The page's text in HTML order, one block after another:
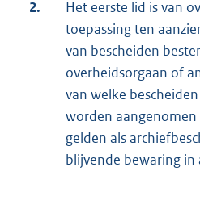
2.
Het eerste lid is van
toepassing ten
van bescheiden
overheidsorgaan of
van welke
worden aangenomen
gelden als
blijvende bewaring